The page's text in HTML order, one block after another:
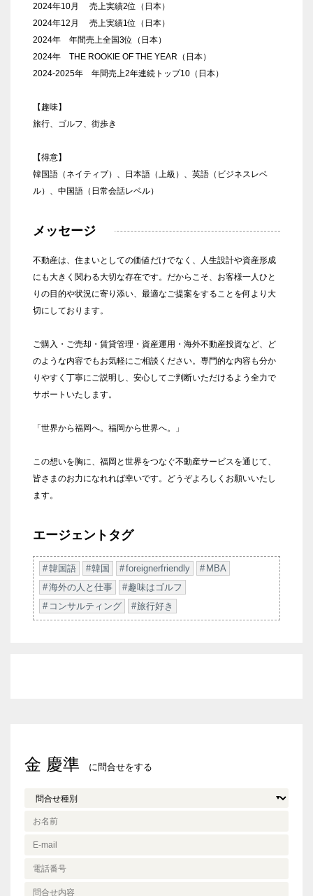
2024年10月 売上実績2位（日本）
2024年12月 売上実績1位（日本）
2024年 年間売上全国3位（日本）
2024年 THE ROOKIE OF THE YEAR（日本）
2024-2025年 年間売上2年連続トップ10（日本）
【趣味】
旅行、ゴルフ、街歩き
【得意】
韓国語（ネイティブ）、日本語（上級）、英語（ビジネスレベ
ル）、中国語（日常会話レベル）
メッセージ
不動産は、住まいとしての価値だけでなく、人生設計や資産形成
にも大きく関わる大切な存在です。だからこそ、お客様一人ひと
りの目的や状況に寄り添い、最適なご提案をすることを何より大
切にしております。
ご購入・ご売却・賃貸管理・資産運用・海外不動産投資など、ど
のような内容でもお気軽にご相談ください。専門的な内容も分か
りやすく丁寧にご説明し、安心してご判断いただけるよう全力で
サポートいたします。
「世界から福岡へ。福岡から世界へ。」
この想いを胸に、福岡と世界をつなぐ不動産サービスを通じて、
皆さまのお力になれれば幸いです。どうぞよろしくお願いいたし
ます。
エージェントタグ
韓国語 韓国 foreignerfriendly
MBA
海外の人と仕事
趣味はゴルフ
コンサルティング
旅行好き
金 慶準 に問合せをする